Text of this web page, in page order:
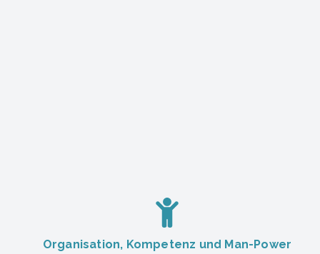
Organisation, Kompetenz und Man-Power